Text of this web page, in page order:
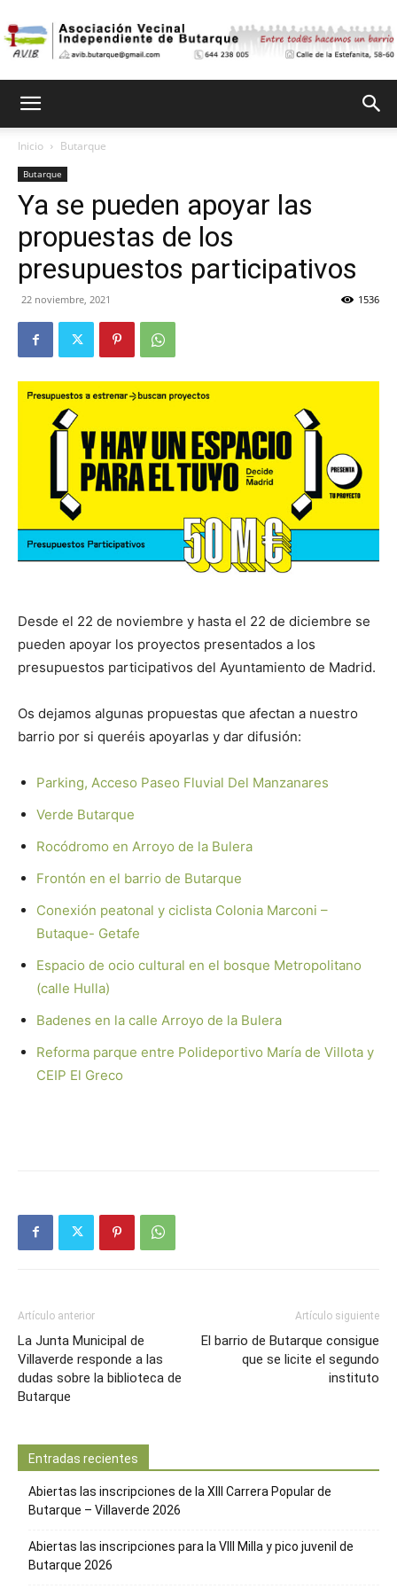
Independiente
Inicio Butarque
Butarque
Ya se pueden apoyar las
propuestas de los
presupuestos participativos
22 noviembre, 2021 1536
Desde el 22 de noviembre y hasta el 22 de diciembre se
pueden apoyar los proyectos presentados a los
presupuestos participativos del Ayuntamiento de Madrid.
Os dejamos algunas propuestas que afectan a nuestro
barrio por si queréis apoyarlas y dar difusión:
Parking, Acceso Paseo Fluvial Del Manzanares
Verde Butarque
Rocódromo en Arroyo de la Bulera
Frontón en el barrio de Butarque
Conexión peatonal y ciclista Colonia Marconi –
Butaque- Getafe
Espacio de ocio cultural en el bosque Metropolitano
(calle Hulla)
Badenes en la calle Arroyo de la Bulera
Reforma parque entre Polideportivo María de Villota y
CEIP El Greco
Artículo anterior
La Junta Municipal de
Villaverde responde a las
dudas sobre la biblioteca de
Butarque
Artículo siguiente
El barrio de Butarque consigue
que se licite el segundo
instituto
Entradas recientes
Abiertas las inscripciones de la XIII Carrera Popular de
Butarque – Villaverde 2026
Abiertas las inscripciones para la VIII Milla y pico juvenil de
Butarque 2026